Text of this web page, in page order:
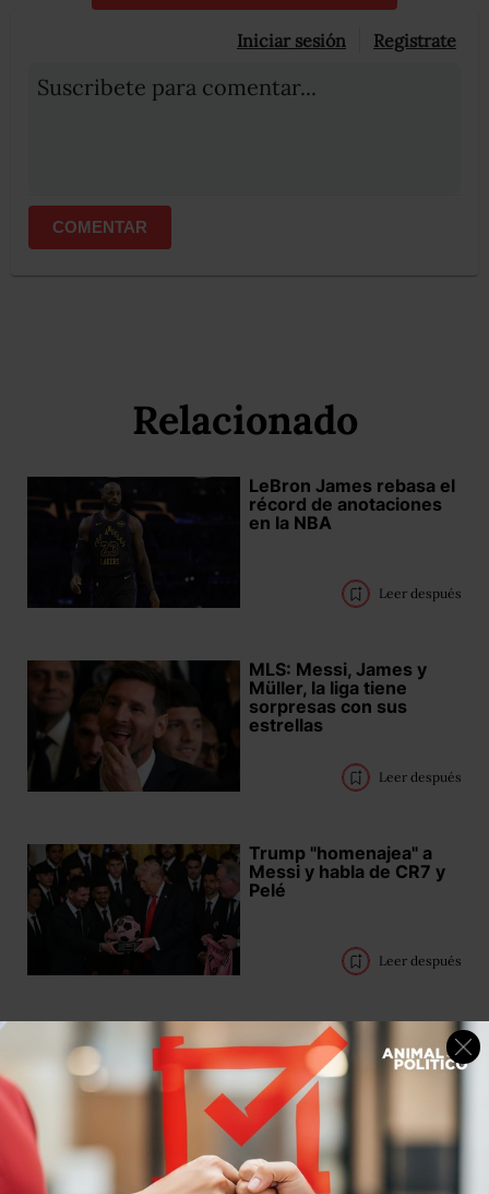
Iniciar sesión Registrate
Suscribete para comentar...
COMENTAR
Relacionado
LeBron James rebasa el
récord de anotaciones
en la NBA
Leer después
MLS: Messi, James y
Müller, la liga tiene
sorpresas con sus
estrellas
Leer después
Trump "homenajea" a
Messi y habla de CR7 y
Pelé
Leer después
Claudia Sheinbaum
regalará su boleto de
inauguración del
Mundial 2026 mediante
concurso de dominadas
Leer después